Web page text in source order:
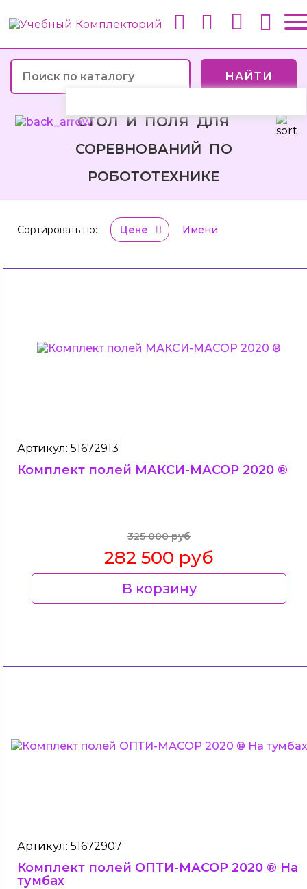
НАЙТИ
СТОЛ И ПОЛЯ ДЛЯ
СОРЕВНОВАНИЙ ПО
РОБОТОТЕХНИКЕ
Сортировать по: Цене Имени
Артикул: 51672913
Комплект полей МАКСИ-МАСОР 2020 ®
325 000 руб
282 500 руб
В корзину
Артикул: 51672907
Комплект полей ОПТИ-МАСОР 2020 ® На
тумбах